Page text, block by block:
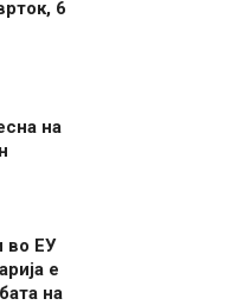
6
на
во ЕУ
е
на